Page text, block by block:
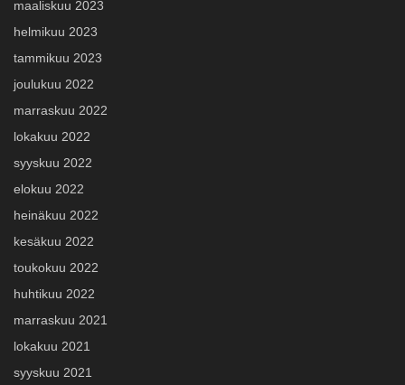
maaliskuu 2023
helmikuu 2023
tammikuu 2023
joulukuu 2022
marraskuu 2022
lokakuu 2022
syyskuu 2022
elokuu 2022
heinäkuu 2022
kesäkuu 2022
toukokuu 2022
huhtikuu 2022
marraskuu 2021
lokakuu 2021
syyskuu 2021